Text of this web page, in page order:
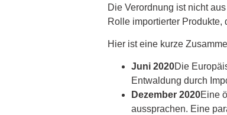
Die Verordnung ist nicht
Rolle importierter Produkte,
Hier ist eine kurze
Juni 2020Die
Entwaldung durch
Dezember 2020Eine
aussprachen. Eine